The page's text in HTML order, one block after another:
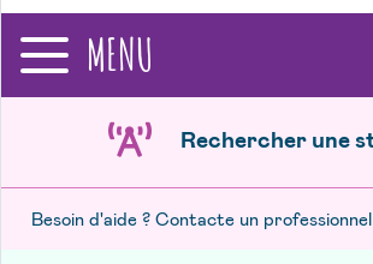
MENU
Rechercher une
Besoin d'aide ? Contacte un